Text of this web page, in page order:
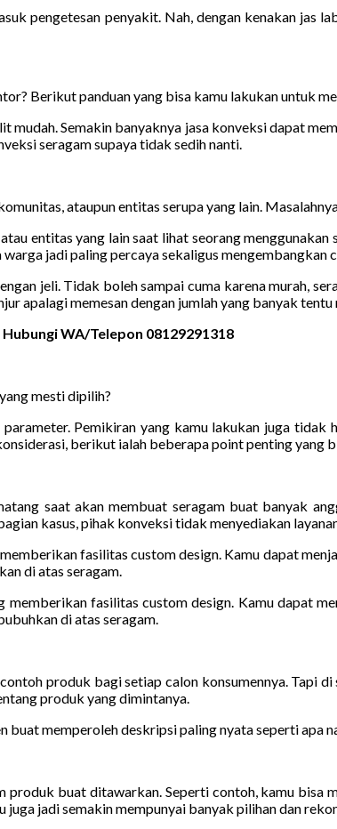
pengetesan penyakit. Nah, dengan kenakan
Berikut panduan yang bisa kamu lakukan untuk
Semakin banyaknya jasa konveksi dapat
seragam supaya tidak sedih nanti.
ataupun entitas serupa yang lain.
entitas yang lain saat lihat seorang
jadi paling percaya sekaligus mengembangkan
jeli. Tidak boleh sampai cuma karena murah,
apalagi memesan dengan jumlah yang banyak
WA/Telepon 08129291318
mesti dipilih?
Pemikiran yang kamu lakukan juga
berikut ialah beberapa point penting yang
saat akan membuat seragam buat banyak
kasus, pihak konveksi tidak menyediakan
fasilitas custom design. Kamu dapat
di atas seragam.
fasilitas custom design. Kamu dapat
di atas seragam.
produk bagi setiap calon konsumennya. Tapi
produk yang dimintanya.
memperoleh deskripsi paling nyata seperti apa
produk buat ditawarkan. Seperti contoh, kamu
jadi semakin mempunyai banyak pilihan dan